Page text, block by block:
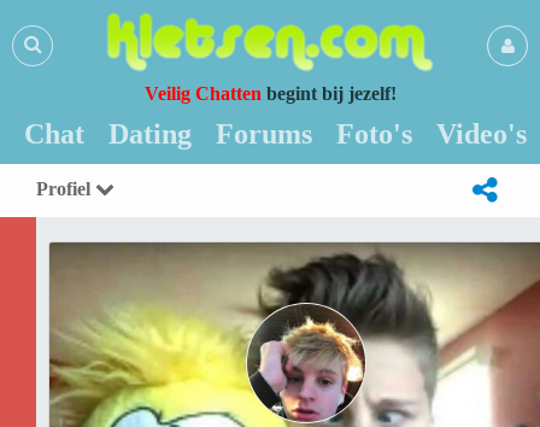
Veilig Chatten begint bij jezelf!
Chat Dating Forums Foto's Video's
Profiel